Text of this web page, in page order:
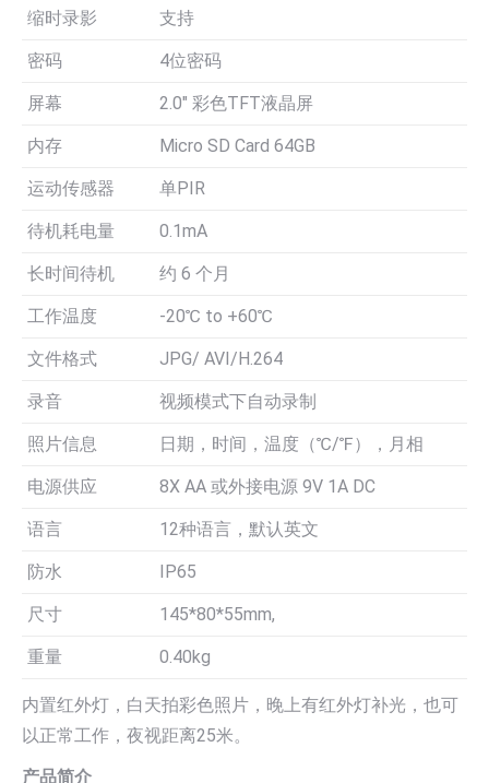
缩时录影 支持
密码 4位密码
屏幕 2.0″ 彩色TFT液晶屏
内存 Micro SD Card 64GB
运动传感器 单PIR
待机耗电量 0.1mA
长时间待机 约 6 个月
工作温度 -20℃ to +60℃
文件格式 JPG/ AVI/H.264
录音 视频模式下自动录制
照片信息 日期，时间，温度（℃/℉），月相
电源供应 8X AA 或外接电源 9V 1A DC
语言 12种语言，默认英文
防水 IP65
尺寸 145*80*55mm,
重量 0.40kg
内置红外灯，白天拍彩色照片，晚上有红外灯补光，也可
以正常工作，夜视距离25米。
产品简介